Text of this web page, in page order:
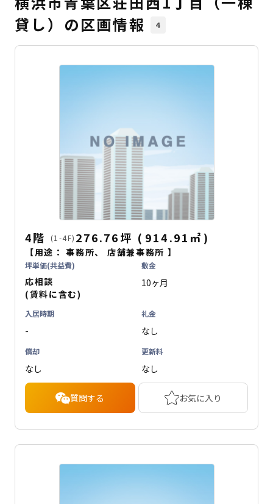
貸し）の区画情報
4
4階 (1-4F) 276.76坪 ( 914.91 ㎡ )
【用途：事務所、 店舗兼事務所 】
坪単価(共益費)
応相談
(賃料に含む)
敷金
10ヶ月
入居時期
-
礼金
なし
償却
なし
更新料
なし
質問する お気に入り